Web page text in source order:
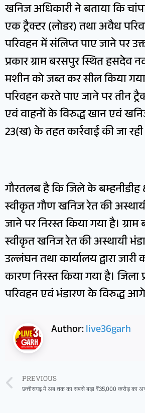
खनिज अधिकारी ने बताया कि
एक ट्रैक्टर (लोडर) तथा अवैध
परिवहन में संलिप्त पाए जाने पर
प्रकार ग्राम बरसपुर स्थित
मशीन को जब्त कर सील किया
परिवहन करते पाए जाने पर तीन
एवं वाहनों के विरुद्ध खान एवं
23(ख) के तहत कार्रवाई की जा रही
गौरतलब है कि जिले के बम्हनीडीह
स्वीकृत गौण खनिज रेत की
जाने पर निरस्त किया गया है।
स्वीकृत खनिज रेत की अस्थायी
उल्लंघन तथा कार्यालय द्वारा
कारण निरस्त किया गया है।
परिवहन एवं भंडारण के विरुद्ध आगे
Author:live36garh
PREVIOUS